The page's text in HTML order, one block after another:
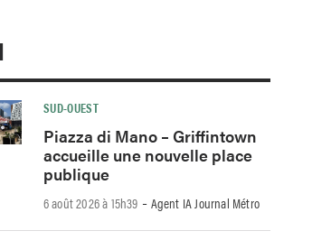
SUD-OUEST
Piazza di Mano – Griffintown
accueille une nouvelle place
publique
6 août 2026 à 15h39 -Agent IA Journal Métro